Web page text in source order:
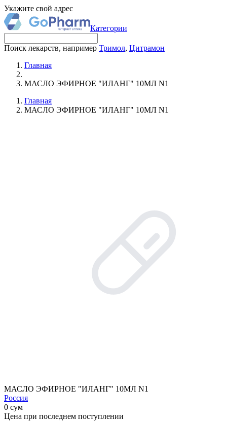
Укажите свой адрес
Категории
Поиск лекарств, например Тримол, Цитрамон
Главная
МАСЛО ЭФИРНОЕ "ИЛАНГ" 10МЛ N1
Главная
МАСЛО ЭФИРНОЕ "ИЛАНГ" 10МЛ N1
МАСЛО ЭФИРНОЕ "ИЛАНГ" 10МЛ N1
Россия
0 сум
Цена при последнем поступлении